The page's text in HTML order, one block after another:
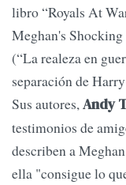
libro “Royals At
Meghan's
(“La realeza en
separación de
Sus autores,Andy
testimonios de
describen a
ella "consigue lo